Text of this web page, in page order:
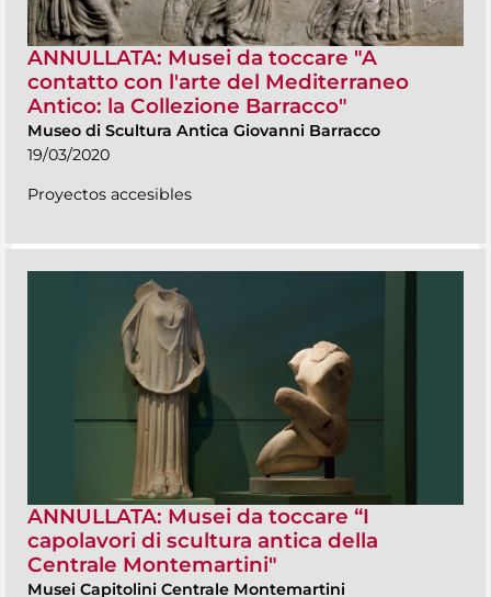
ANNULLATA: Musei da toccare "A
contatto con l'arte del Mediterraneo
Antico: la Collezione Barracco"
Museo di Scultura Antica Giovanni Barracco
19/03/2020
Proyectos accesibles
ANNULLATA: Musei da toccare “I
capolavori di scultura antica della
Centrale Montemartini"
Musei Capitolini Centrale Montemartini